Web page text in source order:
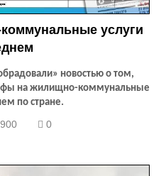
услуги
новостью о том,
на жилищно-коммунальные
по стране.
0